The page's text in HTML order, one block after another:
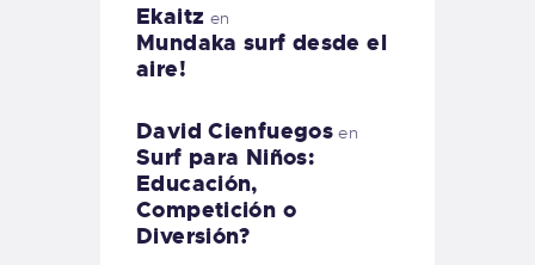
Ekaitz en
Mundaka surf desde el
aire!
David Cienfuegos en
Surf para Niños:
Educación,
Competición o
Diversión?